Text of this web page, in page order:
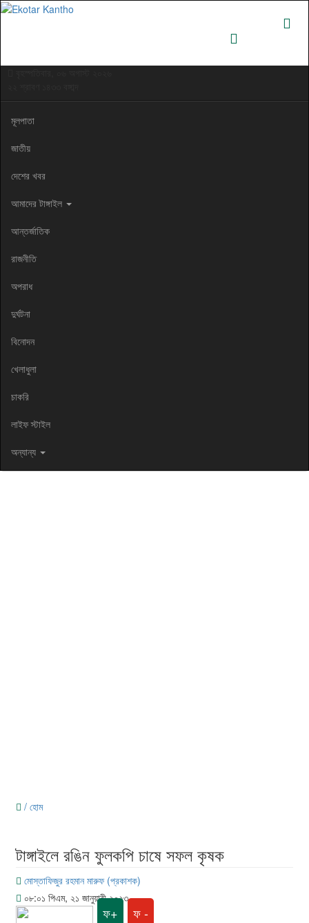
মূলপাতা
জাতীয়
দেশের খবর
আমাদের টাঙ্গাইল
আন্তর্জাতিক
রাজনীতি
অপরাধ
দুর্ঘটনা
বিনোদন
খেলাধুলা
চাকরি
লাইফ স্টাইল
অন্যান্য
/ হোম
টাঙ্গাইলে রঙিন ফুলকপি চাষে সফল কৃষক
মোস্তাফিজুর রহমান মারুফ (প্রকাশক)
০৮:০১ পিএম, ২১ জানুয়ারী ২০২৩
ফ+ ফ -